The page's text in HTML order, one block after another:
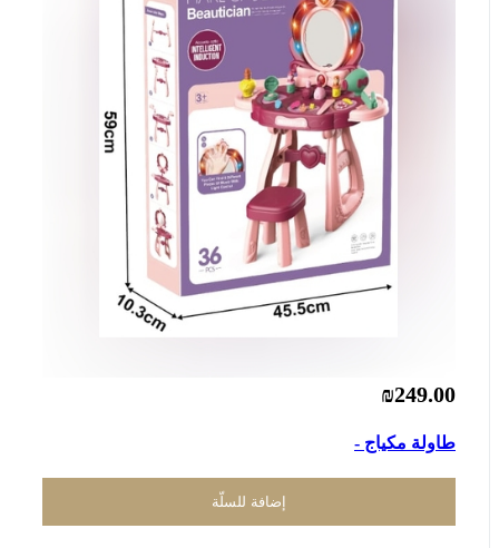
₪249.00
طاولة مكياج -
إضافة للسلّة